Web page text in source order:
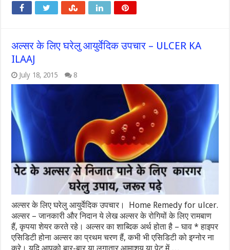
अल्सर के लिए घरेलु आयुर्वेदिक उपचार – ULCER KA
ILAAJ
July 18, 2015 8
अल्सर के लिए घरेलु आयुर्वेदिक उपचार। Home Remedy for ulcer.
अल्सर – जानकारी और निदान ये लेख अल्सर के रोगियों के लिए रामबाण
हैं, कृपया शेयर करते रहे। अल्सर का शाब्दिक अर्थ होता है – घाव * हाइपर
एसिडिटी होना अल्सर का प्रथम चरण हैं, कभी भी एसिडिटी को इग्नोर ना